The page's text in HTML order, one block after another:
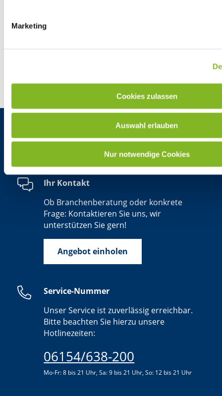
Marketing
Cookies zulassen
Auswahl erlauben
Nur notwendige Cookies
Ihr Kontakt
Ob Branchenberatung oder konkrete
Frage: Kontaktieren Sie uns, wir
unterstützen Sie gern!
Angebot einholen
Service-Nummer
Unser Service ist zuverlässig erreichbar.
Bitte beachten Sie hierzu unsere
Hotlinezeiten:
06154/638-200
Mo-Fr: 8 bis 21 Uhr, Sa: 9 bis 21 Uhr, So: 12 bis 21 Uhr